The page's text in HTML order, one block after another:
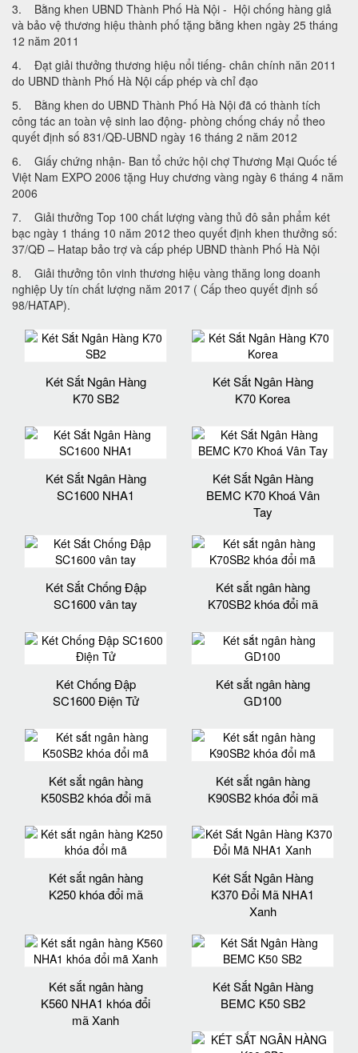
3. Bằng khen UBND Thành Phố Hà Nội - Hội chống hàng giả
và bảo vệ thương hiệu thành phố tặng bằng khen ngày 25 tháng
12 năm 2011
4. Đạt giải thưởng thương hiệu nổi tiếng- chân chính năn 2011
do UBND thành Phố Hà Nội cấp phép và chỉ đạo
5. Bằng khen do UBND Thành Phố Hà Nội đã có thành tích
công tác an toàn vệ sinh lao động- phòng chống cháy nổ theo
quyết định số 831/QĐ-UBND ngày 16 tháng 2 năm 2012
6. Giấy chứng nhận- Ban tổ chức hội chợ Thương Mại Quốc tế
Việt Nam EXPO 2006 tặng Huy chương vàng ngày 6 tháng 4 năm
2006
7. Giải thưởng Top 100 chất lượng vàng thủ đô sản phẩm két
bạc ngày 1 tháng 10 năm 2012 theo quyết định khen thưởng số:
37/QĐ – Hatap bảo trợ và cấp phép UBND thành Phố Hà Nội
8. Giải thưởng tôn vinh thương hiệu vàng thăng long doanh
nghiệp Uy tín chất lượng năm 2017 ( Cấp theo quyết định số
98/HATAP).
Két Sắt Ngân Hàng
K70 SB2
Két Sắt Ngân Hàng
K70 Korea
Két Sắt Ngân Hàng
SC1600 NHA1
Két Sắt Ngân Hàng
BEMC K70 Khoá Vân
Tay
Két Sắt Chống Đập
SC1600 vân tay
Két sắt ngân hàng
K70SB2 khóa đổi mã
Két Chống Đập
SC1600 Điện Tử
Két sắt ngân hàng
GD100
Két sắt ngân hàng
K50SB2 khóa đổi mã
Két sắt ngân hàng
K90SB2 khóa đổi mã
Két sắt ngân hàng
K250 khóa đổi mã
Két Sắt Ngân Hàng
K370 Đổi Mã NHA1
Xanh
Két sắt ngân hàng
K560 NHA1 khóa đổi
mã Xanh
Két Sắt Ngân Hàng
BEMC K50 SB2